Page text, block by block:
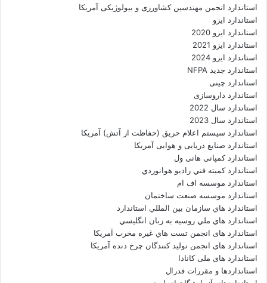
استاندارد انجمن مهندسین کشاورزی و بیولوژیکی آمریکا
استاندارد ایزو
استاندارد ایزو 2020
استاندارد ایزو 2021
استاندارد ایزو 2024
استاندارد جدید NFPA
استاندارد چینی
استاندارد داروسازی
استاندارد سال 2022
استاندارد سال 2023
استاندارد سیستم اعلام حریق (حفاظت از آتش) آمریکا
استاندارد صنایع دریایی و هوایی آمریکا
استاندارد کمپانی هانی ول
استاندارد کميته فني راديو هوانوردي
استاندارد موسسه اف ام
استاندارد موسسه صنعت ساختمان
استاندارد هاي سازمان بين المللي استاندارد
استاندارد هاي ملي روسيه به زبان انگليسي
استاندارد های انجمن تست هاي غيره مخرب آمريکا
استاندارد های انجمن توليد کنندگان چرخ دنده آمريکا
استاندارد های ملی کانادا
استانداردها و مقررات فدرال